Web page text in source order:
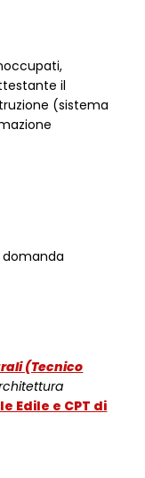
il
(sistema
domanda
(Tecnico
Edile e CPT di